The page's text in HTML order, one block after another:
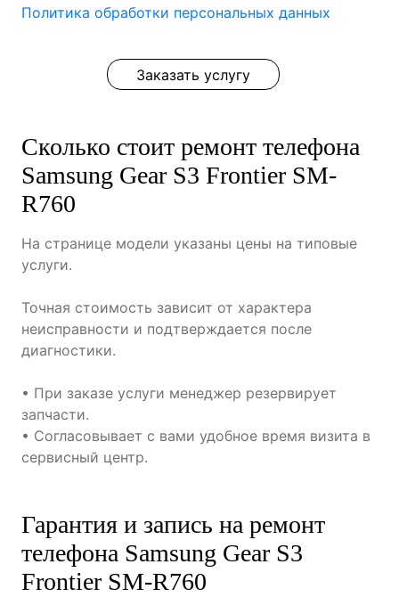
Политика обработки персональных данных
Заказать услугу
Сколько стоит ремонт телефона
Samsung Gear S3 Frontier SM-
R760
На странице модели указаны цены на типовые
услуги.
Точная стоимость зависит от характера
неисправности и подтверждается после
диагностики.
• При заказе услуги менеджер резервирует
запчасти.
• Согласовывает с вами удобное время визита в
сервисный центр.
Гарантия и запись на ремонт
телефона Samsung Gear S3
Frontier SM-R760